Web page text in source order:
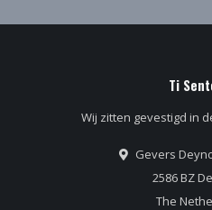
Ti
Wij zitten gevestigd in
Gevers
2586 BZ
The